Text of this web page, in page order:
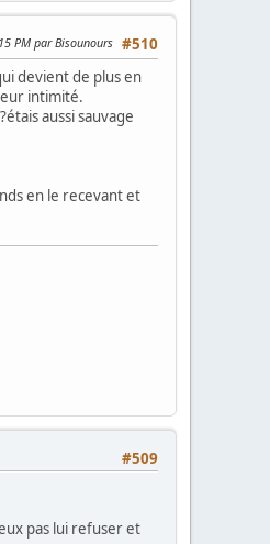
#510
PM par Bisounours
devient de plus en
intimité.
aussi sauvage
en le recevant et
#509
pas lui refuser et